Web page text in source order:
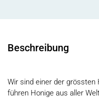
Beschreibung
Wir sind einer der grössten
führen Honige aus aller